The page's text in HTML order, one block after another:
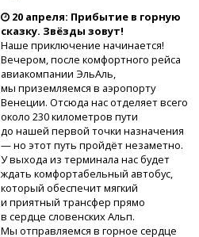
20 апреля: Прибытие в горную
сказку. Звёзды зовут!
Наше приключение начинается!
Вечером, после комфортного рейса
авиакомпании ЭльАль,
мы приземляемся в аэропорту
Венеции. Отсюда нас отделяет всего
около 230 километров пути
до нашей первой точки назначения
— но этот путь пройдёт незаметно.
У выхода из терминала нас будет
ждать комфортабельный автобус,
который обеспечит мягкий
и приятный трансфер прямо
в сердце словенских Альп.
Мы отправляемся в горное сердце